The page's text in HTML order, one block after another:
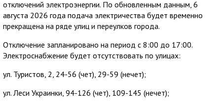
отключений электроэнергии. По обновленным данным, 6
августа 2026 года подача электричества будет временно
прекращена на ряде улиц и переулков города.
Отключение запланировано на период с 8:00 до 17:00.
Электроснабжение будет отсутствовать по улицах:
ул. Туристов, 2, 24-56 (чет), 29-59 (нечет);
ул. Леси Украинки, 94-126 (чет), 109-145 (нечет);